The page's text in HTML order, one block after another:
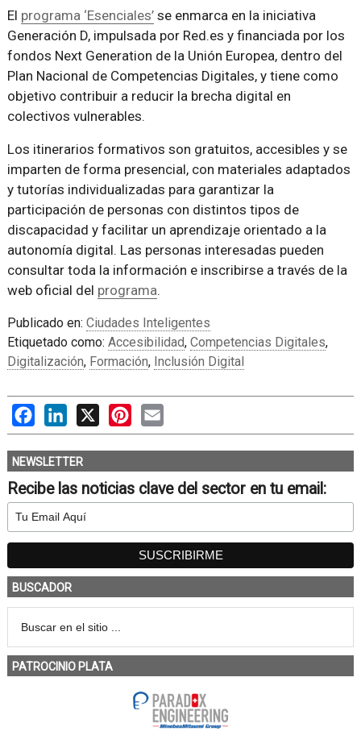
El programa ‘Esenciales’se enmarca en la iniciativa
Generación D, impulsada por Red.es y financiada por los
fondos Next Generation de la Unión Europea, dentro del
Plan Nacional de Competencias Digitales, y tiene como
objetivo contribuir a reducir la brecha digital en
colectivos vulnerables.
Los itinerarios formativos son gratuitos, accesibles y se
imparten de forma presencial, con materiales adaptados
y tutorías individualizadas para garantizar la
participación de personas con distintos tipos de
discapacidad y facilitar un aprendizaje orientado a la
autonomía digital. Las personas interesadas pueden
consultar toda la información e inscribirse a través de la
web oficial del programa.
Publicado en: Ciudades Inteligentes
Etiquetado como: Accesibilidad, Competencias Digitales,
Digitalización, Formación, Inclusión Digital
FacebookLinkedIn
X PinterestEmail
NEWSLETTER
Recibe las noticias clave del sector en tu email:
BUSCADOR
PATROCINIO PLATA